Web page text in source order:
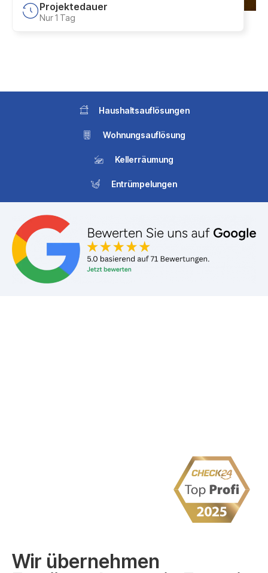
Projektedauer
Nur 1 Tag
Haushaltsauflösungen
Wohnungsauflösung
Kellerräumung
Entrümpelungen
Wir übernehmen